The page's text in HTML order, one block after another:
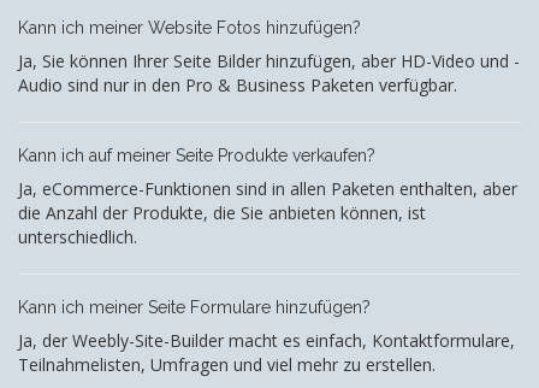
Kann ich meiner Website Fotos hinzufügen?
Ja, Sie können Ihrer Seite Bilder hinzufügen, aber HD-Video und -
Audio sind nur in den Pro & Business Paketen verfügbar.
Kann ich auf meiner Seite Produkte verkaufen?
Ja, eCommerce-Funktionen sind in allen Paketen enthalten, aber
die Anzahl der Produkte, die Sie anbieten können, ist
unterschiedlich.
Kann ich meiner Seite Formulare hinzufügen?
Ja, der Weebly-Site-Builder macht es einfach, Kontaktformulare,
Teilnahmelisten, Umfragen und viel mehr zu erstellen.